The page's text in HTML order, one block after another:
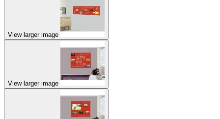
View larger image
View larger image